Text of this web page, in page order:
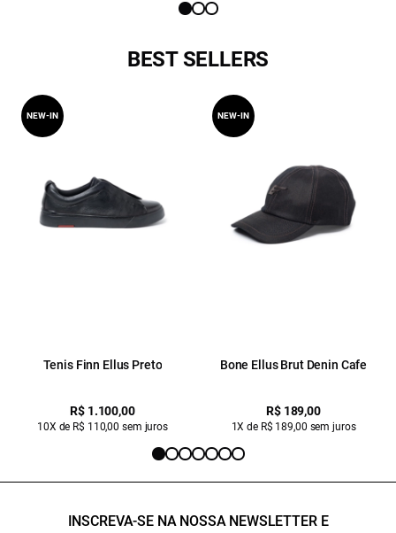
BEST SELLERS
Tenis Finn Ellus Preto
R$ 1.100,00
10X de R$ 110,00 sem juros
NEW-IN
Bone Ellus Brut Denin Cafe
R$ 189,00
1X de R$ 189,00 sem juros
NEW-IN
INSCREVA-SE NA NOSSA NEWSLETTER E